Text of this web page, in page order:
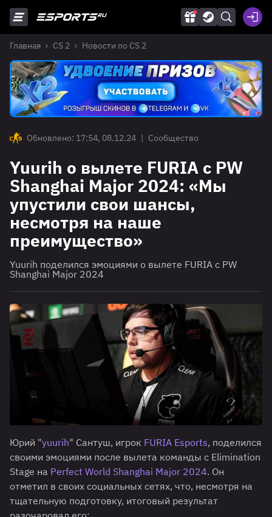
Главная CS 2 Новости по CS 2
Обновлено: 17:54, 08.12.24 | Сообщество
Yuurih о вылете FURIA с PW
Shanghai Major 2024: «Мы
упустили свои шансы,
несмотря на наше
преимущество»
Yuurih поделился эмоциями о вылете FURIA с PW
Shanghai Major 2024
Юрий "yuurih" Сантуш, игрок FURIA Esports, поделился
своими эмоциями после вылета команды с Elimination
Stage на Perfect World Shanghai Major 2024. Он
отметил в своих социальных сетях, что, несмотря на
тщательную подготовку, итоговый результат